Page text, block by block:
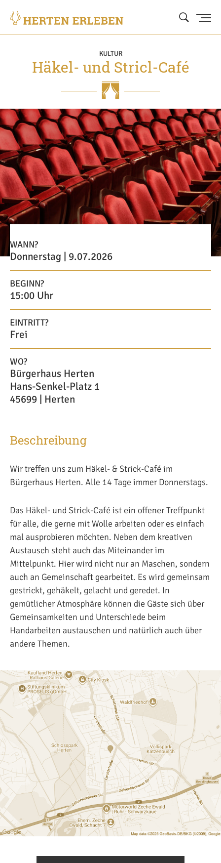
KULTUR
Häkel- und Stricl-Café
WANN?
Donnerstag | 9.07.2026
BEGINN?
15:00 Uhr
EINTRITT?
Frei
WO?
Bürgerhaus Herten
Hans-Senkel-Platz 1
45699 | Herten
Beschreibung
Wir treffen uns zum Häkel- & Strick-Café im
Bürgerhaus Herten. Alle 14 Tage immer Donnerstags.
Das Häkel- und Strick-Café ist ein offener Treffpunkt
für alle, die gerne mit Wolle arbeiten oder es einfach
mal ausprobieren möchten. Neben dem kreativen
Austausch steht auch das Miteinander im
Mittelpunkt. Hier wird nicht nur an Maschen, sondern
auch an Gemeinschaft gearbeitet. Es wird gemeinsam
gestrickt, gehäkelt, gelacht und geredet. In
gemütlicher Atmosphäre können die Gäste sich über
Gemeinsamkeiten und Unterschiede beim
Handarbeiten austauschen und natürlich auch über
andere Themen.